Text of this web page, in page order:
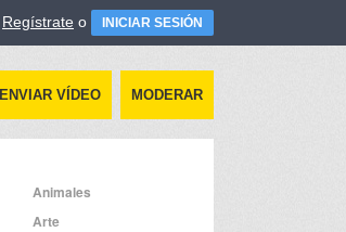
Regístrate o INICIAR SESIÓN
ENVIAR VÍDEO MODERAR
Animales
Arte